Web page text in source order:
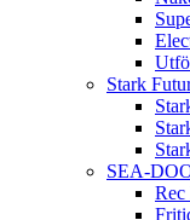
Stark
SEA-